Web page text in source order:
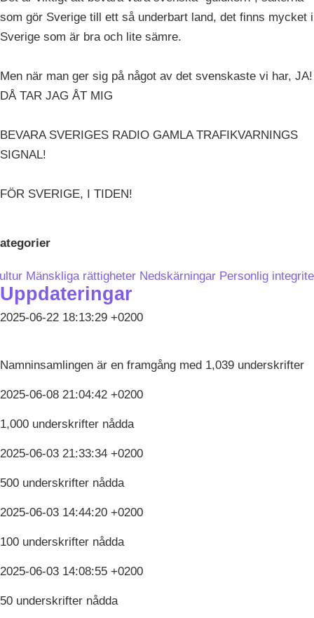
som gör Sverige till ett så underbart land, det finns mycket i
Sverige som är bra och lite sämre.
Men när man ger sig på något av det svenskaste vi har, JA!
DÅ TAR JAG ÅT MIG
BEVARA SVERIGES RADIO GAMLA TRAFIKVARNINGS
SIGNAL!
FÖR SVERIGE, I TIDEN!
Mänskliga rättigheter Nedskärningar Personlig
Uppdateringar
2025-06-22 18:13:29 +0200
Namninsamlingen är en framgång med 1,039 underskrifter
2025-06-08 21:04:42 +0200
1,000 underskrifter nådda
2025-06-03 21:33:34 +0200
500 underskrifter nådda
2025-06-03 14:44:20 +0200
100 underskrifter nådda
2025-06-03 14:08:55 +0200
50 underskrifter nådda